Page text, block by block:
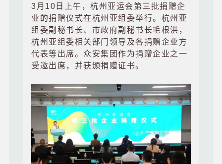
3月10日上午，杭州亚运会第三批捐赠企
业的捐赠仪式在杭州亚组委举行。杭州亚
组委副秘书长、市政府副秘书长毛根洪，
杭州亚组委相关部门领导及各捐赠企业方
代表等出席。众安集团作为捐赠企业之一
受邀出席，并获颁捐赠证书。